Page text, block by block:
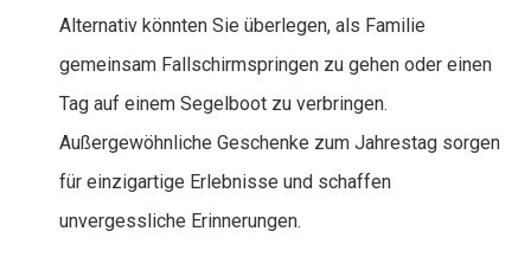
Alternativ könnten Sie überlegen, als Familie
gemeinsam Fallschirmspringen zu gehen oder einen
Tag auf einem Segelboot zu verbringen.
Außergewöhnliche Geschenke zum Jahrestag sorgen
für einzigartige Erlebnisse und schaffen
unvergessliche Erinnerungen.